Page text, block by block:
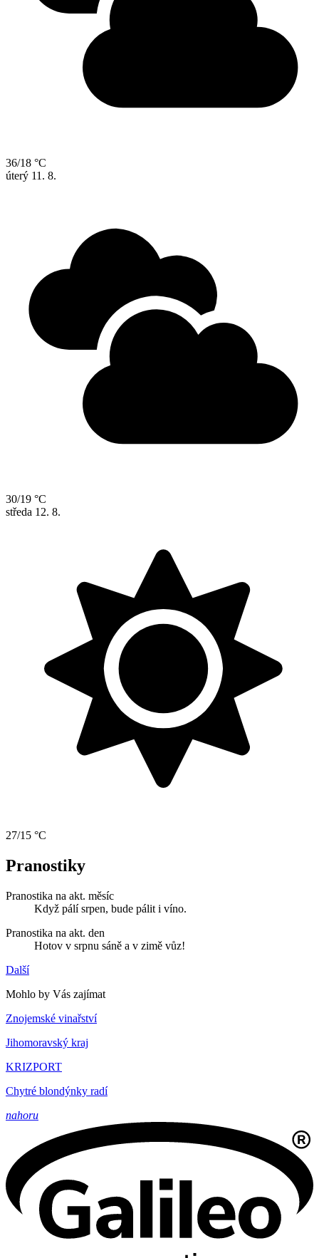
36/18 °C
úterý 11. 8.
30/19 °C
středa 12. 8.
27/15 °C
Pranostiky
Pranostika na akt. měsíc
Když pálí srpen, bude pálit i víno.
Pranostika na akt. den
Hotov v srpnu sáně a v zimě vůz!
Další
Mohlo by Vás zajímat
Znojemské vinařství
Jihomoravský kraj
KRIZPORT
Chytré blondýnky radí
nahoru